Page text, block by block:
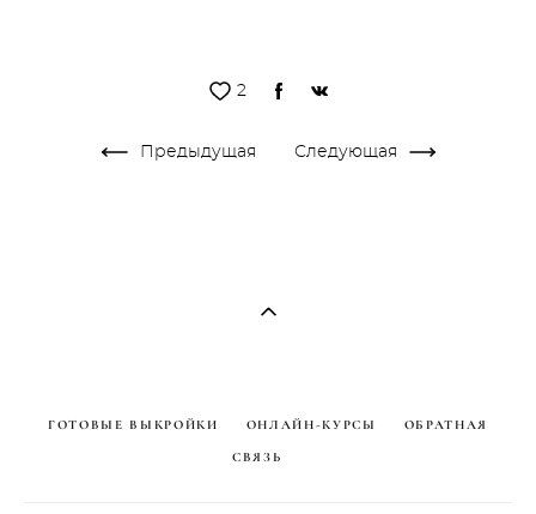
2
Предыдущая Следующая
ГОТОВЫЕ ВЫКРОЙКИ ОНЛАЙН-КУРСЫ ОБРАТНАЯ
СВЯЗЬ